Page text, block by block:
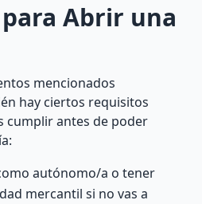
Abrir una
mencionados
hay ciertos requisitos
cumplir antes de poder
autónomo/a o tener
mercantil si no vas a